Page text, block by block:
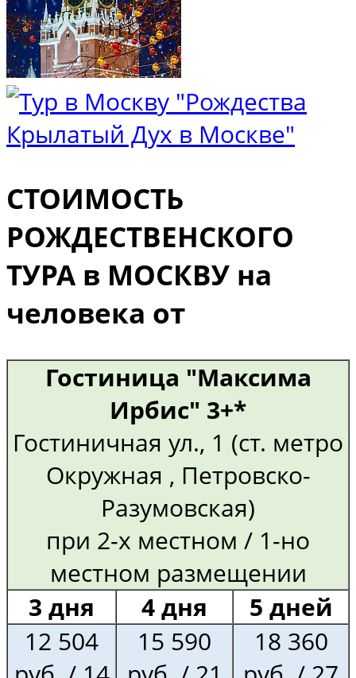
СТОИМОСТЬ
РОЖДЕСТВЕНСКОГО
ТУРА в МОСКВУ на
человека от
Гостиница "Максима
Ирбис" 3+*
Гостиничная ул., 1 (ст. метро
Окружная , Петровско-
Разумовская)
при 2-х местном / 1-но
местном размещении
3 дня
4 дня
5 дней
12 504
15 590
18 360